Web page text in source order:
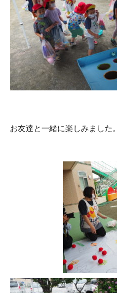
お友達と一緒に楽しみました。